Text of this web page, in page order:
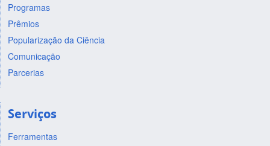
Programas
Prêmios
Popularização da Ciência
Comunicação
Parcerias
Serviços
Ferramentas